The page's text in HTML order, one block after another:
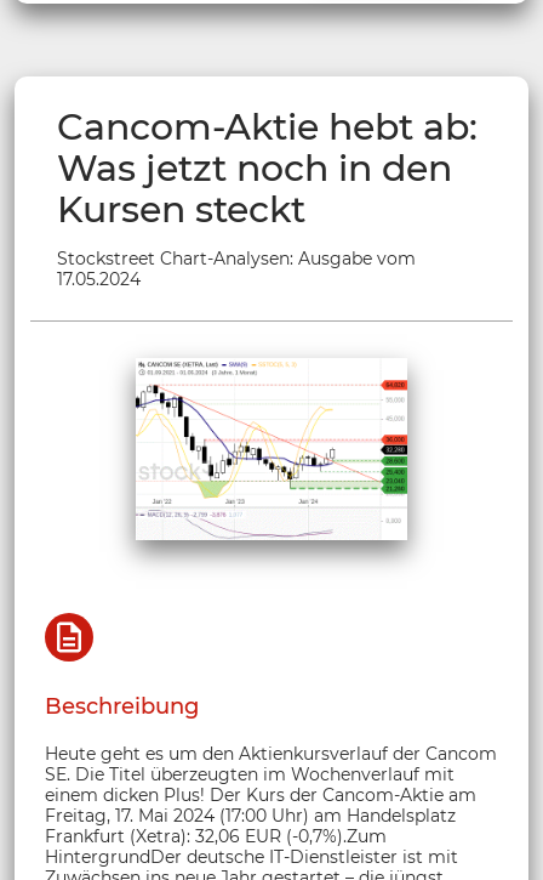
Cancom-Aktie hebt ab:
Was jetzt noch in den
Kursen steckt
Stockstreet Chart-Analysen: Ausgabe vom
17.05.2024
Beschreibung
Heute geht es um den Aktienkursverlauf der Cancom
SE. Die Titel überzeugten im Wochenverlauf mit
einem dicken Plus! Der Kurs der Cancom-Aktie am
Freitag, 17. Mai 2024 (17:00 Uhr) am Handelsplatz
Frankfurt (Xetra): 32,06 EUR (-0,7%).Zum
HintergrundDer deutsche IT-Dienstleister ist mit